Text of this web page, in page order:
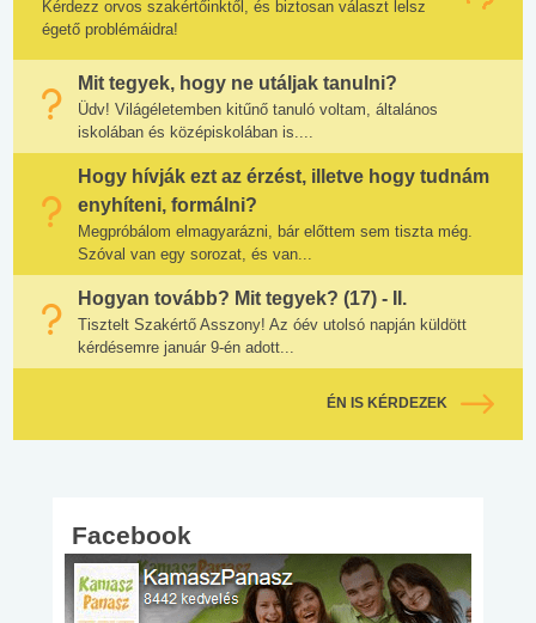
Kérdezz orvos szakértőinktől, és biztosan választ lelsz
égető problémáidra!
Mit tegyek, hogy ne utáljak tanulni?
Üdv! Világéletemben kitűnő tanuló voltam, általános
iskolában és középiskolában is....
Hogy hívják ezt az érzést, illetve hogy tudnám
enyhíteni, formálni?
Megpróbálom elmagyarázni, bár előttem sem tiszta még.
Szóval van egy sorozat, és van...
Hogyan tovább? Mit tegyek? (17) - II.
Tisztelt Szakértő Asszony! Az óév utolsó napján küldött
kérdésemre január 9-én adott...
ÉN IS KÉRDEZEK
Facebook